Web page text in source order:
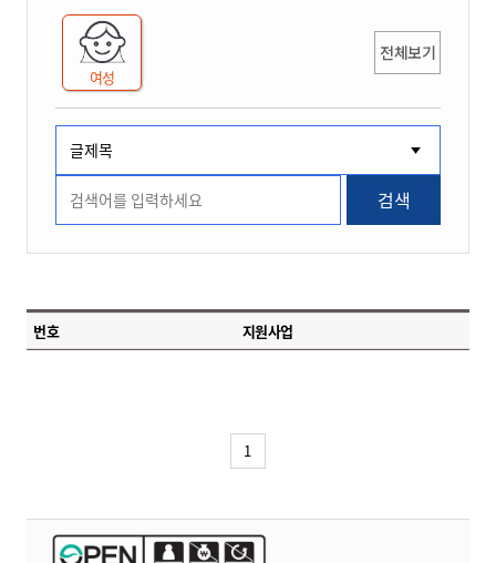
여성
전체보기
검색
번호 지원사업
1